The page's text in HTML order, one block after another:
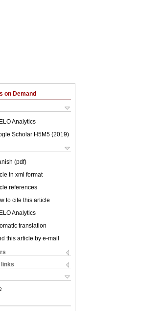
on Demand
Analytics
Scholar H5M5 (2019)
(pdf)
in xml format
references
to cite this article
Analytics
translation
this article by e-mail
links